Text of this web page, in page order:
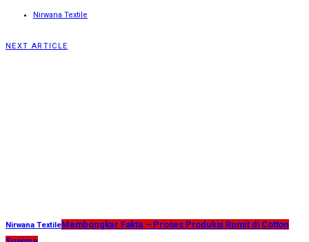
Nirwana Textile
NEXT ARTICLE
Nirwana TextileMembongkar Fakta – Proses Produksi Rumit di Cotton